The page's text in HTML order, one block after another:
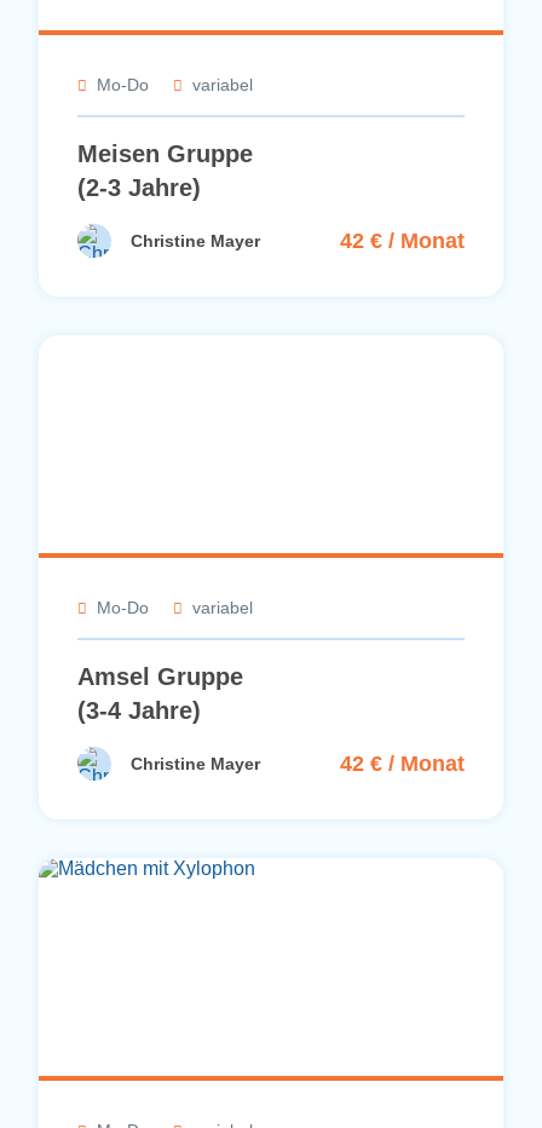
Mo-Do variabel
Meisen Gruppe
(2-3 Jahre)
Christine Mayer 42 € / Monat
Mo-Do variabel
Amsel Gruppe
(3-4 Jahre)
Christine Mayer 42 € / Monat